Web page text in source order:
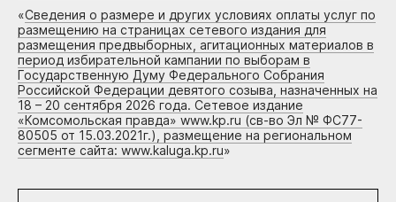
«Сведения о размере и других условиях оплаты услуг по
размещению на страницах сетевого издания для
размещения предвыборных, агитационных материалов в
период избирательной кампании по выборам в
Государственную Думу Федерального Собрания
Российской Федерации девятого созыва, назначенных на
18 – 20 сентября 2026 года. Сетевое издание
«Комсомольская правда» www.kp.ru (св-во Эл № ФС77-
80505 от 15.03.2021г.), размещение на региональном
сегменте сайта: www.kaluga.kp.ru»